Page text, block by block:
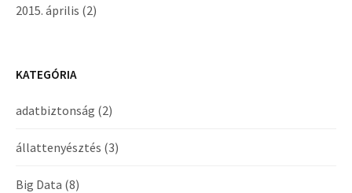
2015. április (2)
KATEGÓRIA
adatbiztonság (2)
állattenyésztés (3)
Big Data (8)